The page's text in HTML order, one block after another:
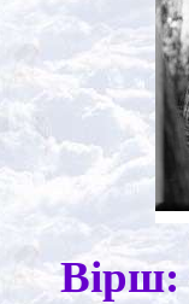
Вірш: